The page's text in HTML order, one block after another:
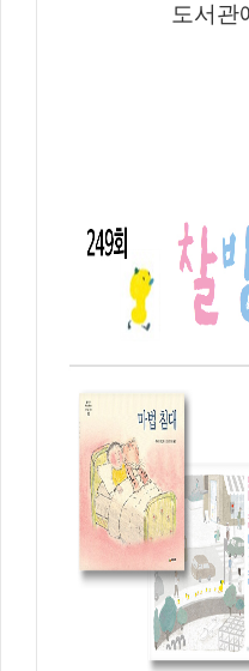
도서관